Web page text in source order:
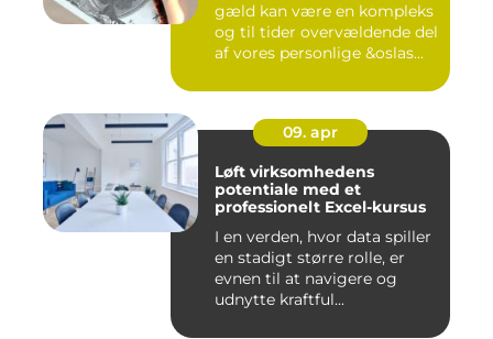
gæld kan være en kompleks
og til tider overvældende del
af vores personlige &oslas...
09. apr
Løft virksomhedens
potentiale med et
professionelt Excel-kursus
I en verden, hvor data spiller
en stadigt større rolle, er
evnen til at navigere og
udnytte kraftful...